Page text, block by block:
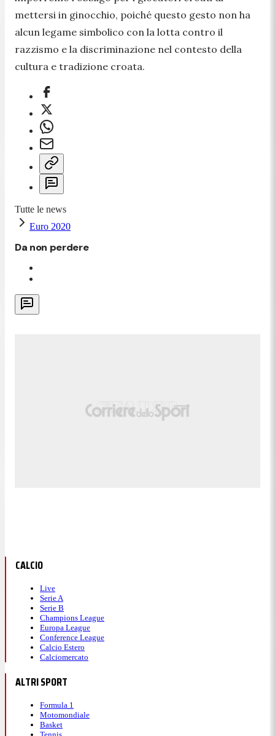
mettersi in ginocchio, poiché questo gesto non ha
alcun legame simbolico con la lotta contro il
razzismo e la discriminazione nel contesto della
cultura e tradizione croata.
Tutte le news
Euro 2020
Da non perdere
CALCIO
Live
Serie A
Serie B
Champions League
Europa League
Conference League
Calcio Estero
Calciomercato
ALTRI SPORT
Formula 1
Motomondiale
Basket